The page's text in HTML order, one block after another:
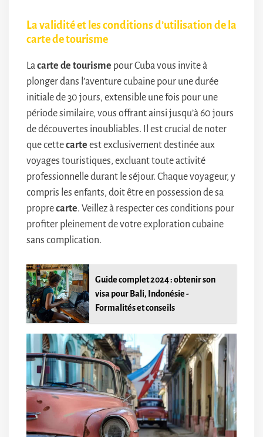
La validité et les conditions d’utilisation de la
carte de tourisme
Lacarte de tourisme pour Cuba vous invite à
plonger dans l’aventure cubaine pour une durée
initiale de 30 jours, extensible une fois pour une
période similaire, vous offrant ainsi jusqu’à 60 jours
de découvertes inoubliables. Il est crucial de noter
que cettecarte est exclusivement destinée aux
voyages touristiques, excluant toute activité
professionnelle durant le séjour. Chaque voyageur, y
compris les enfants, doit être en possession de sa
proprecarte. Veillez à respecter ces conditions pour
profiter pleinement de votre exploration cubaine
sans complication.
Guide complet 2024 : obtenir son
visa pour Bali, Indonésie -
Formalités et conseils